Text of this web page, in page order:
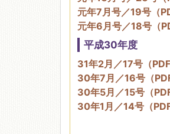
元年7月号／19号（
元年6月号／18号（
平成30年度
31年2月／17号（
30年7月／16号（
30年5月／15号（
30年1月／14号（